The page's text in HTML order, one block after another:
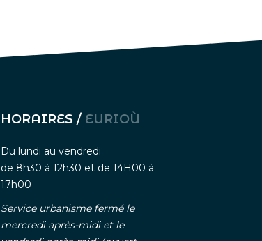
HORAIRES / EURIOÙ
Du lundi au vendredi
de 8h30 à 12h30 et de 14H00 à
17h00
Service urbanisme fermé le
mercredi après-midi et le